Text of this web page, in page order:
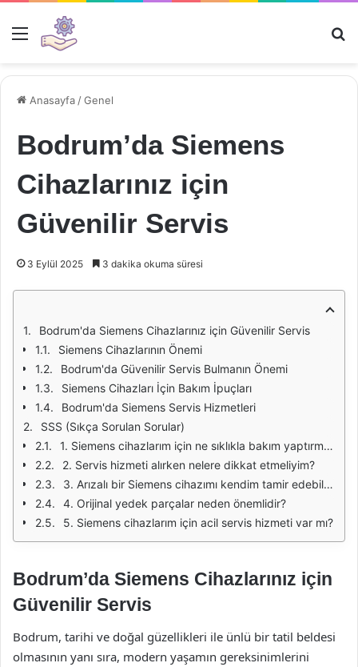
Menü
Anasayfa /Genel
Bodrum’da Siemens
Cihazlarınız için
Güvenilir Servis
3 Eylül 2025 3 dakika okuma süresi
Bodrum'da Siemens Cihazlarınız için Güvenilir Servis
Siemens Cihazlarının Önemi
Bodrum'da Güvenilir Servis Bulmanın Önemi
Siemens Cihazları İçin Bakım İpuçları
Bodrum'da Siemens Servis Hizmetleri
SSS (Sıkça Sorulan Sorular)
1. Siemens cihazlarım için ne sıklıkla bakım yaptırmalıyım?
2. Servis hizmeti alırken nelere dikkat etmeliyim?
3. Arızalı bir Siemens cihazımı kendim tamir edebilir miyim?
4. Orijinal yedek parçalar neden önemlidir?
5. Siemens cihazlarım için acil servis hizmeti var mı?
Bodrum’da Siemens Cihazlarınız için
Güvenilir Servis
Bodrum, tarihi ve doğal güzellikleri ile ünlü bir tatil beldesi
olmasının yanı sıra, modern yaşamın gereksinimlerini